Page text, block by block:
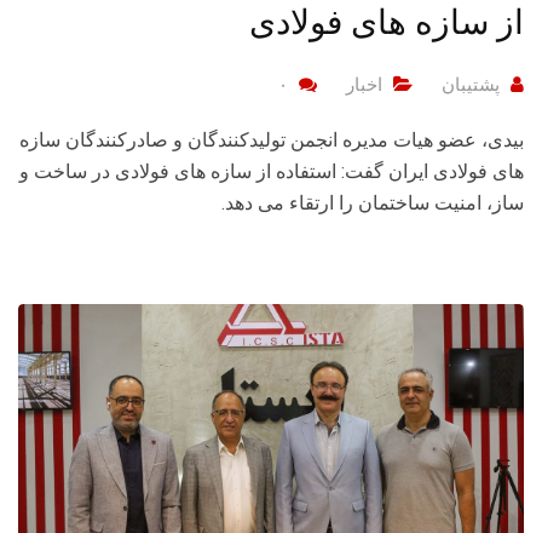
از سازه های فولادی
پشتیبان اخبار ۰
بیدی، عضو هیات مدیره انجمن تولیدکنندگان و صادرکنندگان سازه
های فولادی ایران گفت: استفاده از سازه های فولادی در ساخت و
ساز، امنیت ساختمان را ارتقاء می دهد.